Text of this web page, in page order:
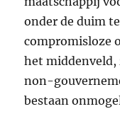
onder de duim
compromisloze
het middenveld,
non-
bestaan